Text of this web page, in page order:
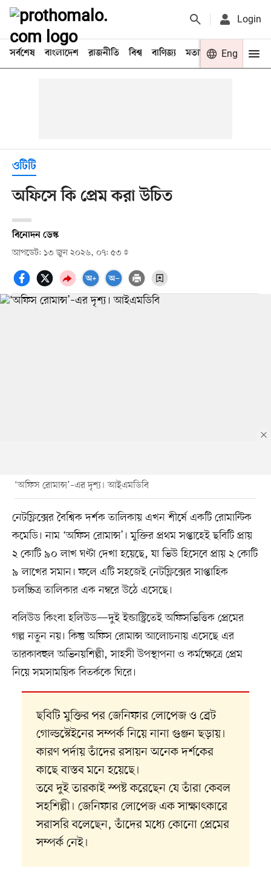
Login
সর্বশেষ বাংলাদেশ রাজনীতি বিশ্ব বাণিজ্য মতামত খেলা
Eng
ওটিটি
অফিসে কি প্রেম করা উচিত
বিনোদন ডেস্ক
আপডেট: ১৩ জুন ২০২৬, ০৭: ৫৩
‘অফিস রোমান্স’–এর দৃশ্য। আইএমডিবি
নেটফ্লিক্সের বৈশ্বিক দর্শক তালিকায় এখন শীর্ষে একটি রোমান্টিক
কমেডি। নাম ‘অফিস রোমান্স’। মুক্তির প্রথম সপ্তাহেই ছবিটি প্রায়
২ কোটি ৯০ লাখ ঘণ্টা দেখা হয়েছে, যা ভিউ হিসেবে প্রায় ২ কোটি
৯ লাখের সমান। ফলে এটি সহজেই নেটফ্লিক্সের সাপ্তাহিক
চলচ্চিত্র তালিকার এক নম্বরে উঠে এসেছে।
বলিউড কিংবা হলিউড—দুই ইন্ডাস্ট্রিতেই অফিসভিত্তিক প্রেমের
গল্প নতুন নয়। কিন্তু অফিস রোমান্স আলোচনায় এসেছে এর
তারকাবহুল অভিনয়শিল্পী, সাহসী উপস্থাপনা ও কর্মক্ষেত্রে প্রেম
নিয়ে সমসাময়িক বিতর্ককে ঘিরে।
ছবিটি মুক্তির পর জেনিফার লোপেজ ও ব্রেট
গোল্ডস্টেইনের সম্পর্ক নিয়ে নানা গুঞ্জন ছড়ায়।
কারণ পর্দায় তাঁদের রসায়ন অনেক দর্শকের
কাছে বাস্তব মনে হয়েছে।
তবে দুই তারকাই স্পষ্ট করেছেন যে তাঁরা কেবল
সহশিল্পী। জেনিফার লোপেজ এক সাক্ষাৎকারে
সরাসরি বলেছেন, তাঁদের মধ্যে কোনো প্রেমের
সম্পর্ক নেই।